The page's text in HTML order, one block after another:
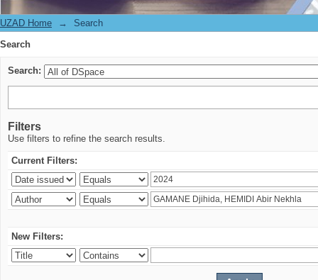
UZAD Home →
Search
Search
Search:
Filters
Use filters to refine the search results.
Current Filters:
New Filters: